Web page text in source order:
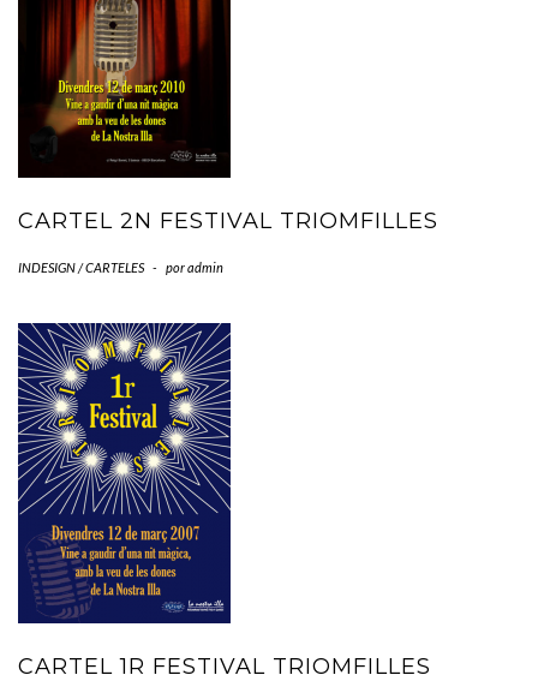
CARTEL 2N FESTIVAL TRIOMFILLES
INDESIGN / CARTELES - poradmin
CARTEL 1R FESTIVAL TRIOMFILLES